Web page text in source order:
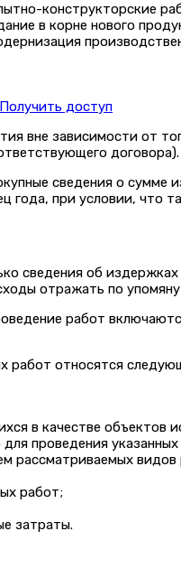
конструкторские
в корне нового
доступ
вне зависимости от
договора).
сведения о сумме
года, при условии, что
сведения об
отражать по
работ
работ относятся
в качестве объектов
проведения
рассматриваемых
работ;
затраты.